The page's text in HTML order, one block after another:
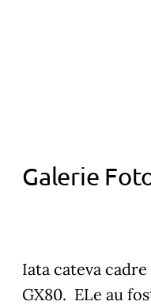
Galerie
Iata cateva
GX80. ELe au